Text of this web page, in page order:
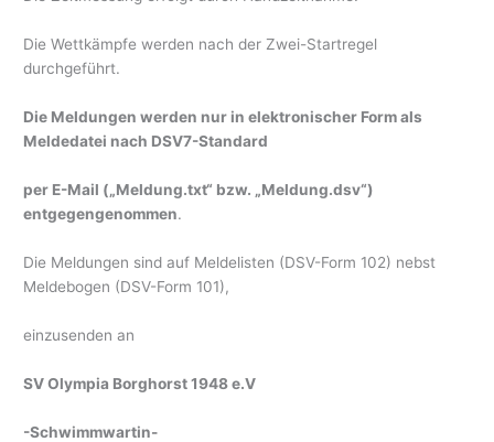
Die Wettkämpfe werden nach der Zwei-Startregel
durchgeführt.
Die Meldungen werden nur in elektronischer Form als
Meldedatei nach DSV7-Standard
per E-Mail („Meldung.txt“ bzw. „Meldung.dsv“)
entgegengenommen.
Die Meldungen sind auf Meldelisten (DSV-Form 102) nebst
Meldebogen (DSV-Form 101),
einzusenden an
SV Olympia Borghorst 1948 e.V
-Schwimmwartin-